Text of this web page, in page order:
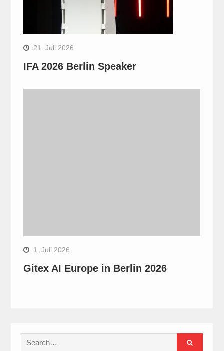
21. Juli 2026
IFA 2026 Berlin Speaker
1. Juli 2026
Gitex AI Europe in Berlin 2026
Search